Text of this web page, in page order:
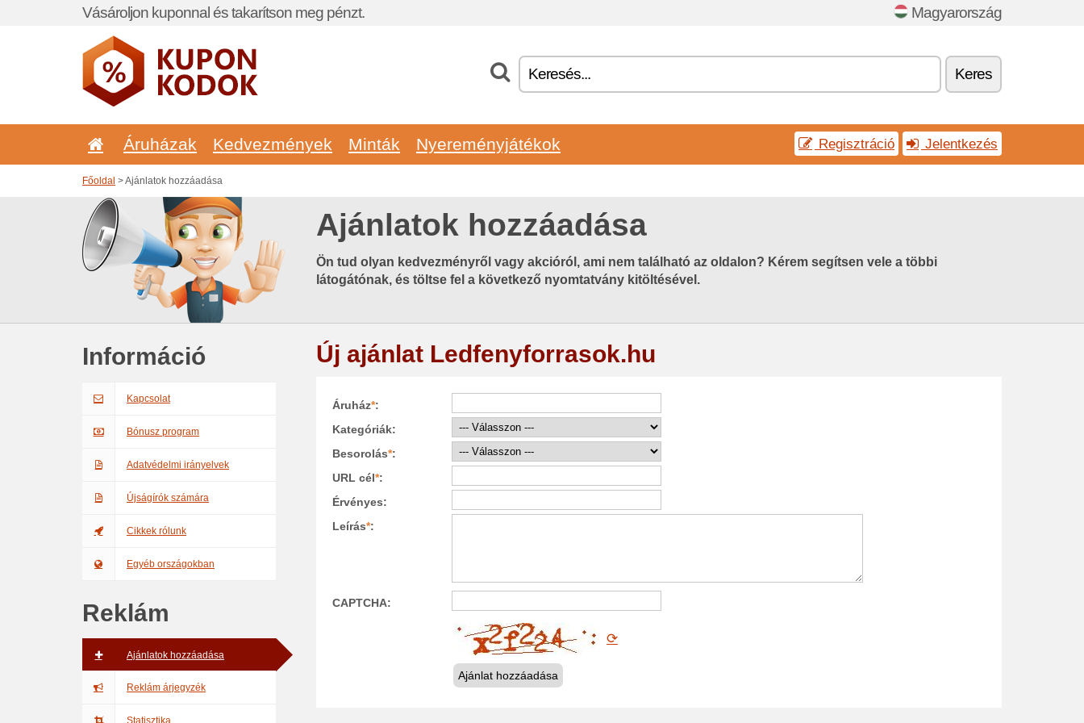
Vásároljon kuponnal és takarítson meg pénzt. Magyarország
Keres
Áruházak Kedvezmények Minták Nyereményjátékok Regisztráció Jelentkezés
Főoldal > Ajánlatok hozzáadása
Ajánlatok hozzáadása
Ön tud olyan kedvezményről vagy akcióról, ami nem található az oldalon? Kérem segítsen vele a többi
látogátónak, és töltse fel a következő nyomtatvány kitöltésével.
Információ
Kapcsolat
Bónusz program
Adatvédelmi irányelvek
Újságírók számára
Cikkek rólunk
Egyéb országokban
Reklám
Ajánlatok hozzáadása
Reklám árjegyzék
Statisztika
Új ajánlat Ledfenyforrasok.hu
Áruház*:
Kategóriák:
Besorolás*:
URL cél*:
Érvényes:
Leírás*:
CAPTCHA:
⟳
Ajánlat hozzáadása